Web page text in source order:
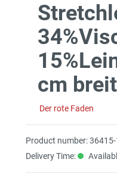
cm
Der rote Faden
Product number:
Delivery Time: